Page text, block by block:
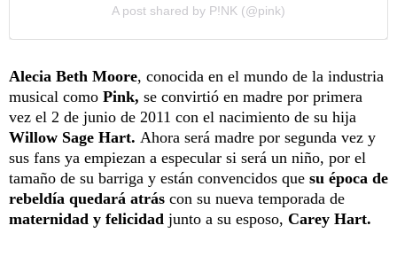
A post shared by P!NK (@pink)
Alecia Beth Moore, conocida en el mundo de la industria
musical como Pink, se convirtió en madre por primera
vez el 2 de junio de 2011 con el nacimiento de su hija
Willow Sage Hart. Ahora será madre por segunda vez y
sus fans ya empiezan a especular si será un niño, por el
tamaño de su barriga y están convencidos que su época de
rebeldía quedará atrás con su nueva temporada de
maternidad y felicidad junto a su esposo, Carey Hart.